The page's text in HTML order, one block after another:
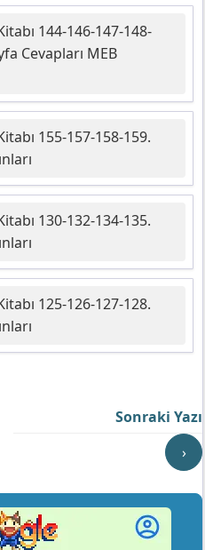
144-146-147-148-
Cevapları MEB
155-157-158-159.
130-132-134-135.
125-126-127-128.
Sonraki Yazı
›